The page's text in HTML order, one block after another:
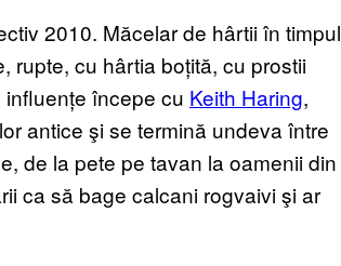
2010. Măcelar de hârtii în timpul
rupte, cu hârtia boțită, cu prostii
influențe începe cu Keith Haring,
antice şi se termină undeva între
de la pete pe tavan la oamenii din
ca să bage calcani rogvaivi şi ar